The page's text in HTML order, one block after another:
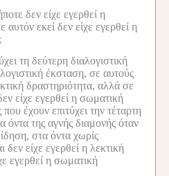
δεν είχε εγερθεί η
αυτόν εκεί δεν είχε εγερθεί η
τη δεύτερη διαλογιστική
έκσταση, σε αυτούς
δραστηριότητα, αλλά σε
είχε εγερθεί η σωματική
έχουν επιτύχει την τέταρτη
όντα της αγνής διαμονής όταν
στα όντα χωρίς
δεν είχε εγερθεί η λεκτική
εγερθεί η σωματική